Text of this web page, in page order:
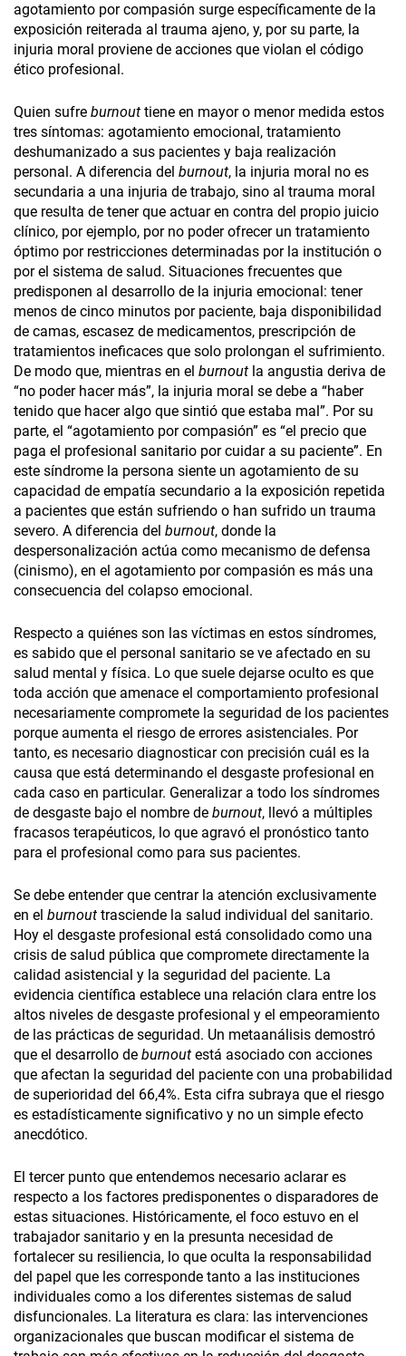
agotamiento por compasión surge específicamente de la
exposición reiterada al trauma ajeno, y, por su parte, la
injuria moral proviene de acciones que violan el código
ético profesional.
Quien sufre burnout tiene en mayor o menor medida estos
tres síntomas: agotamiento emocional, tratamiento
deshumanizado a sus pacientes y baja realización
personal. A diferencia del burnout, la injuria moral no es
secundaria a una injuria de trabajo, sino al trauma moral
que resulta de tener que actuar en contra del propio juicio
clínico, por ejemplo, por no poder ofrecer un tratamiento
óptimo por restricciones determinadas por la institución o
por el sistema de salud. Situaciones frecuentes que
predisponen al desarrollo de la injuria emocional: tener
menos de cinco minutos por paciente, baja disponibilidad
de camas, escasez de medicamentos, prescripción de
tratamientos ineficaces que solo prolongan el sufrimiento.
De modo que, mientras en el burnout la angustia deriva de
“no poder hacer más”, la injuria moral se debe a “haber
tenido que hacer algo que sintió que estaba mal”. Por su
parte, el “agotamiento por compasión” es “el precio que
paga el profesional sanitario por cuidar a su paciente”. En
este síndrome la persona siente un agotamiento de su
capacidad de empatía secundario a la exposición repetida
a pacientes que están sufriendo o han sufrido un trauma
severo. A diferencia del burnout, donde la
despersonalización actúa como mecanismo de defensa
(cinismo), en el agotamiento por compasión es más una
consecuencia del colapso emocional.
Respecto a quiénes son las víctimas en estos síndromes,
es sabido que el personal sanitario se ve afectado en su
salud mental y física. Lo que suele dejarse oculto es que
toda acción que amenace el comportamiento profesional
necesariamente compromete la seguridad de los pacientes
porque aumenta el riesgo de errores asistenciales. Por
tanto, es necesario diagnosticar con precisión cuál es la
causa que está determinando el desgaste profesional en
cada caso en particular. Generalizar a todo los síndromes
de desgaste bajo el nombre de burnout, llevó a múltiples
fracasos terapéuticos, lo que agravó el pronóstico tanto
para el profesional como para sus pacientes.
Se debe entender que centrar la atención exclusivamente
en el burnout trasciende la salud individual del sanitario.
Hoy el desgaste profesional está consolidado como una
crisis de salud pública que compromete directamente la
calidad asistencial y la seguridad del paciente. La
evidencia científica establece una relación clara entre los
altos niveles de desgaste profesional y el empeoramiento
de las prácticas de seguridad. Un metaanálisis demostró
que el desarrollo de burnout está asociado con acciones
que afectan la seguridad del paciente con una probabilidad
de superioridad del 66,4%. Esta cifra subraya que el riesgo
es estadísticamente significativo y no un simple efecto
anecdótico.
El tercer punto que entendemos necesario aclarar es
respecto a los factores predisponentes o disparadores de
estas situaciones. Históricamente, el foco estuvo en el
trabajador sanitario y en la presunta necesidad de
fortalecer su resiliencia, lo que oculta la responsabilidad
del papel que les corresponde tanto a las instituciones
individuales como a los diferentes sistemas de salud
disfuncionales. La literatura es clara: las intervenciones
organizacionales que buscan modificar el sistema de